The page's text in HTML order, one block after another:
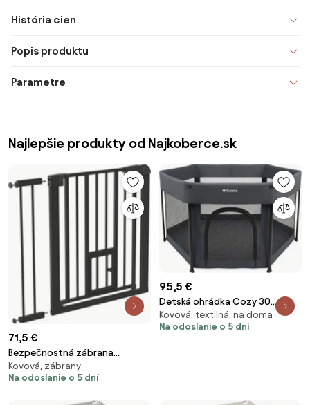
História cien
Popis produktu
Parametre
Najlepšie produkty od Najkoberce.sk
71,5 €
Bezpečnostná zábrana
Guardian 2.0 čierna
Kovová, zábrany
Na odoslanie o 5 dní
95,5 €
Detská ohrádka Cozy 30
grafitová
Kovová, textilná, na doma
Na odoslanie o 5 dní